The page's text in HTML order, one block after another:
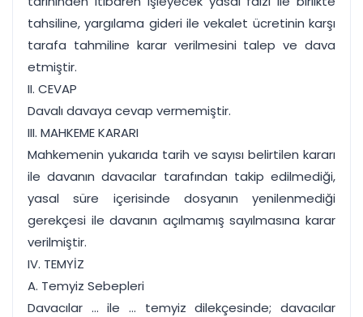
tahsiline, yargılama gideri ile vekalet ücretinin karşı
tarafa tahmiline karar verilmesini talep ve dava
etmiştir.
II. CEVAP
Davalı davaya cevap vermemiştir.
III. MAHKEME KARARI
Mahkemenin yukarıda tarih ve sayısı belirtilen kararı
ile davanın davacılar tarafından takip edilmediği,
yasal süre içerisinde dosyanın yenilenmediği
gerekçesi ile davanın açılmamış sayılmasına karar
verilmiştir.
IV. TEMYİZ
A. Temyiz Sebepleri
Davacılar ... ile ... temyiz dilekçesinde; davacılar